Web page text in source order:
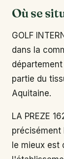
Où se
GOLF
dans la
partie du
Aquitaine.
LA PREZE
précisément
le mieux